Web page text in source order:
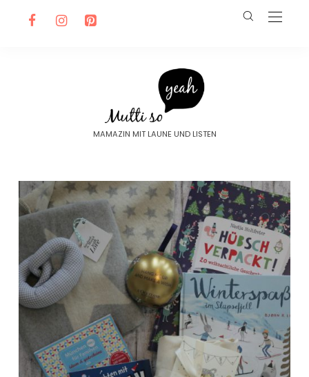
MAMAZIN MIT LAUNE UND LISTEN